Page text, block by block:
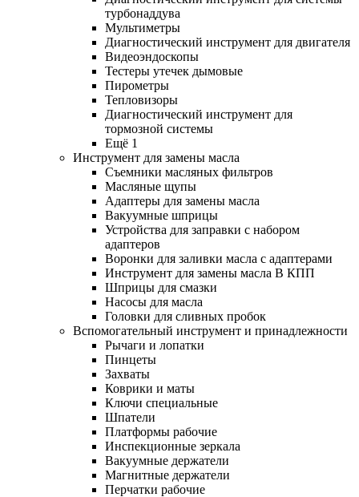
турбонаддува
Мультиметры
Диагностический инструмент для двигателя
Видеоэндоскопы
Тестеры утечек дымовые
Пирометры
Тепловизоры
Диагностический инструмент для
тормозной системы
Ещё 1
Инструмент для замены масла
Съемники масляных фильтров
Масляные щупы
Адаптеры для замены масла
Вакуумные шприцы
Устройства для заправки с набором
адаптеров
Воронки для заливки масла с адаптерами
Инструмент для замены масла В КПП
Шприцы для смазки
Насосы для масла
Головки для сливных пробок
Вспомогательный инструмент и принадлежности
Рычаги и лопатки
Пинцеты
Захваты
Коврики и маты
Ключи специальные
Шпатели
Платформы рабочие
Инспекционные зеркала
Вакуумные держатели
Магнитные держатели
Перчатки рабочие